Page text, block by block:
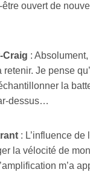
ouvert de
Craig :
retenir. Je pense
la
dessus…
: L’influence
la vélocité de
m’a